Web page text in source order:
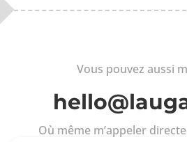
Vous pouvez aussi
Où même m’appeler